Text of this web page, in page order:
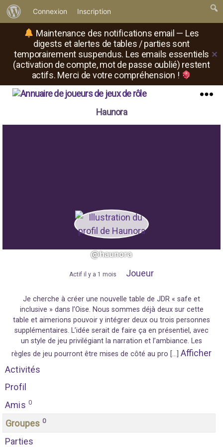
Maintenance des notifications email — Les
digests et alertes de tables / parties sont
temporairement suspendus. Les emails essentiels
(activation de compte, mot de passe oublié) restent
actifs. Merci de votre compréhension !
✕
propos
de
WordPress
Connexion Inscription
où
Haunora
@haunora
Actif il y a 1 mois Joueur
Je cherche à créer une nouvelle table de JDR « safe et
inclusive » dans l’Oise. Nous sommes déjà deux sur cette
table et aimerions pouvoir y intégrer deux ou trois personnes
supplémentaires. L’idée serait de faire ça en présentiel, avec
un style de jeu privilégiant la narration et l’ambiance. Les
règles de jeu pourront être mises de côté au pro […] Afficher
Activités
Profil
Amis 0
Groupes 0
Parties